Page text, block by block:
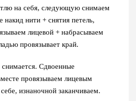
на себя, следующую снимаем
накид нити + снятия петель,
лицевой + набрасываем
провязывает край.
Сдвоенные
провязываем лицевым
изнаночной заканчиваем.